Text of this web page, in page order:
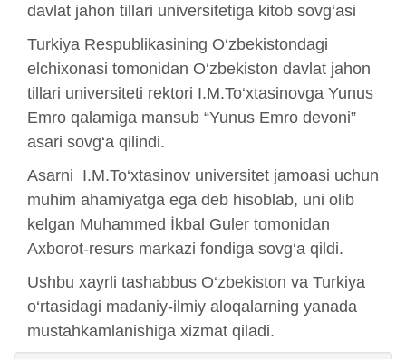
davlat jahon tillari universitetiga kitob sovg‘asi
Turkiya Respublikasining O‘zbekistondagi
elchixonasi tomonidan O‘zbekiston davlat jahon
tillari universiteti rektori I.M.To‘xtasinovga Yunus
Emro qalamiga mansub “Yunus Emro devoni”
asari sovg‘a qilindi.
Asarni I.M.To‘xtasinov universitet jamoasi uchun
muhim ahamiyatga ega deb hisoblab, uni olib
kelgan Muhammed İkbal Guler tomonidan
Axborot-resurs markazi fondiga sovg‘a qildi.
Ushbu xayrli tashabbus O‘zbekiston va Turkiya
o‘rtasidagi madaniy-ilmiy aloqalarning yanada
mustahkamlanishiga xizmat qiladi.